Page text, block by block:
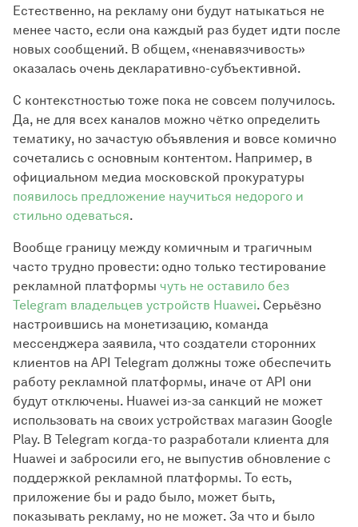
Естественно, на рекламу они будут натыкаться не
менее часто, если она каждый раз будет идти после
новых сообщений. В общем, «ненавязчивость»
оказалась очень декларативно-субъективной.
С контекстностью тоже пока не совсем получилось.
Да, не для всех каналов можно чётко определить
тематику, но зачастую объявления и вовсе комично
сочетались с основным контентом. Например, в
официальном медиа московской прокуратуры
появилось предложение научиться недорого и
стильно одеваться.
Вообще границу между комичным и трагичным
часто трудно провести: одно только тестирование
рекламной платформы чуть не оставило без
Telegram владельцев устройств Huawei. Серьёзно
настроившись на монетизацию, команда
мессенджера заявила, что создатели сторонних
клиентов на API Telegram должны тоже обеспечить
работу рекламной платформы, иначе от API они
будут отключены. Huawei из-за санкций не может
использовать на своих устройствах магазин Google
Play. В Telegram когда-то разработали клиента для
Huawei и забросили его, не выпустив обновление с
поддержкой рекламной платформы. То есть,
приложение бы и радо было, может быть,
показывать рекламу, но не может. За что и было